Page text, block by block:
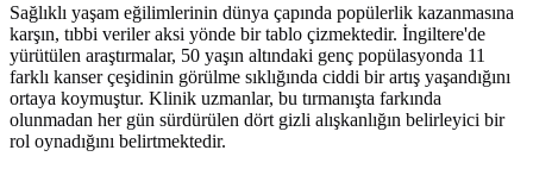
Sağlıklı yaşam eğilimlerinin dünya çapında popülerlik kazanmasına
karşın, tıbbi veriler aksi yönde bir tablo çizmektedir. İngiltere'de
yürütülen araştırmalar, 50 yaşın altındaki genç popülasyonda 11
farklı kanser çeşidinin görülme sıklığında ciddi bir artış yaşandığını
ortaya koymuştur. Klinik uzmanlar, bu tırmanışta farkında
olunmadan her gün sürdürülen dört gizli alışkanlığın belirleyici bir
rol oynadığını belirtmektedir.